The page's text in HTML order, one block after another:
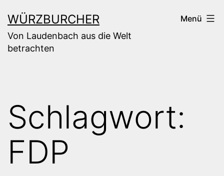
Inhalt
springen
WÜRZBURCHER
Von Laudenbach aus die Welt
betrachten
Menü
Schlagwort:
FDP